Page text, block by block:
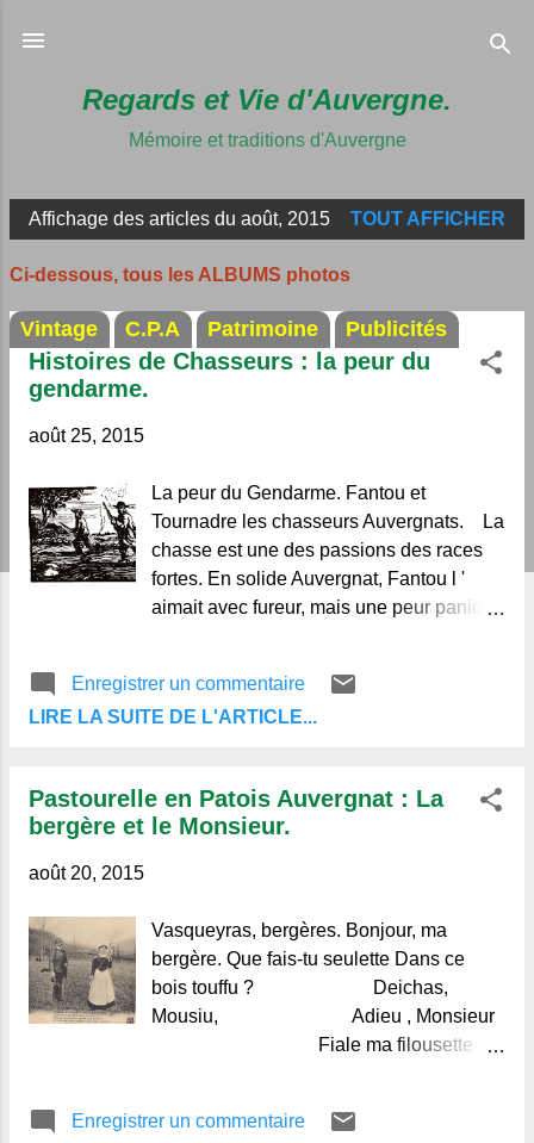
Accéder
Regards et Vie d'Auvergne.
Mémoire et traditions d'Auvergne
A
r
t
Affichage des articles du août, 2015 TOUT AFFICHER
Ci-dessous, tous les ALBUMS photos
Vintage C.P.A Patrimoine Publicités
Histoires de Chasseurs : la peur du
gendarme.
août 25, 2015
La peur du Gendarme. Fantou et
Tournadre les chasseurs Auvergnats. La
chasse est une des passions des races
fortes. En solide Auvergnat, Fantou l '
aimait avec fureur, mais une peur panique
prenait jamais de permis et se souciait
fort peu des époques d'ouverture et de
chez la Guigne, l'homme le plus avisé du
village, assurait-il: "Que cette fâcheuse
savait parbleu ! Et à défaut d'amis
obligeants, la Fantounette, sa femme, se
chargeait de l'en avertir sur tous les tons.
On a beau être d'humeur indépendante,
têtu comme tous les Auvergnats, et
Enregistrer un commentaire
LIRE LA SUITE DE L'ARTICLE...
Pastourelle en Patois Auvergnat : La
bergère et le Monsieur.
août 20, 2015
Vasqueyras, bergères. Bonjour, ma
bergère. Que fais-tu seulette Dans ce
bois touffu ? Deichas,
Mousiu, Adieu , Monsieur
Fiale ma filousette
gardant mes moutons, Orne
Enregistrer un commentaire